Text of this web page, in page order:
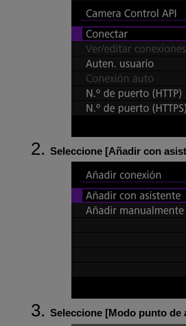
Seleccione [Añadir con
Seleccione [Modo punto de